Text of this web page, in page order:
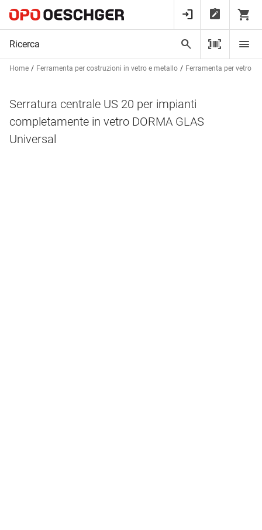
Home Ferramenta per costruzioni in vetro e metallo Ferramenta per vetro
Serratura centrale US 20 per impianti
completamente in vetro DORMA GLAS
Universal